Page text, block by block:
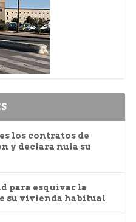
los contratos de
y declara nula su
para esquivar la
su vivienda habitual